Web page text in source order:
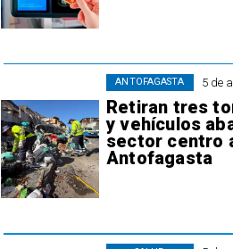
5 de
Retiran tres
y vehículos
sector centro
Antofagasta
ANTOFAGASTA